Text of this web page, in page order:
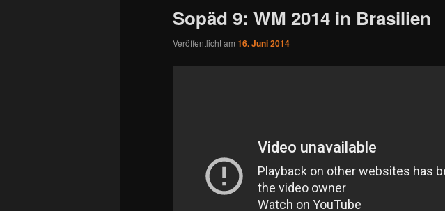
Sopäd 9: WM 2014 in Brasilien
Veröffentlicht am 16. Juni 2014